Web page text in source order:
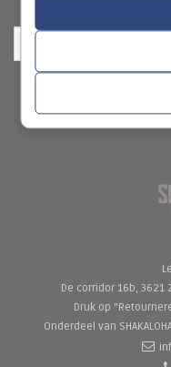
De corridor 16b, 3621
Druk op
Onderdeel van